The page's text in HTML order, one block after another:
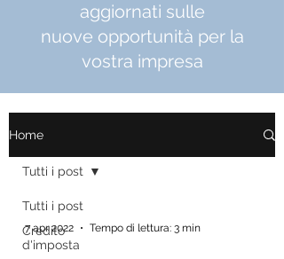
aggiornati sulle
nuove opportunità per la
vostra impresa
Home
Tutti i post
Credito
d'imposta
Tutti i post
7 apr 2022 Tempo di lettura: 3 min